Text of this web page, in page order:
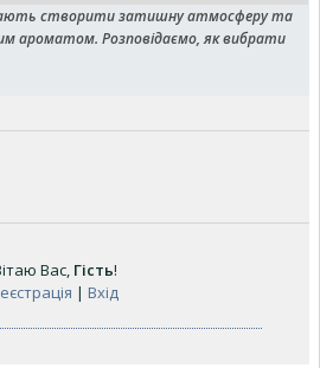
створити затишну атмосферу та
ароматом. Розповідаємо, як вибрати
Вас, Гість!
| Вхід